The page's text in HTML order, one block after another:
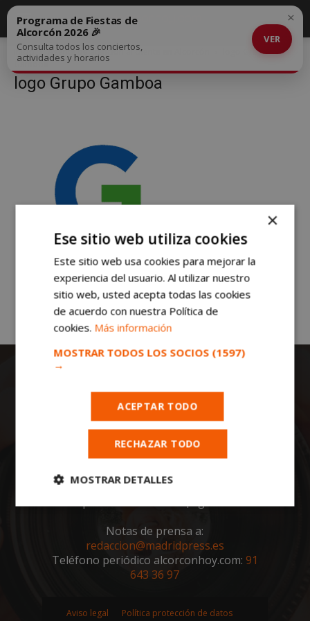
Inicio Agente de atención al cliente en Alcorcón
logo Grupo
Gamboa
logo Grupo Gamboa
Programa de Fiestas de
Alcorcón 2026 🎉
Consulta todos los conciertos,
actividades y horarios
VER
×
Todas las noticias de Alcorcón en
alcorconhoy.com. Mantente informado de
toda la actualidad, noticias, eventos, ocio y
Notas de prensa a:
redaccion@madridpress.es
Teléfono periódico alcorconhoy.com: 91
643 36 97
Aviso legal Política protección de datos
×
Ese sitio web utiliza cookies
Este sitio web usa cookies para mejorar la
experiencia del usuario. Al utilizar nuestro
sitio web, usted acepta todas las cookies
de acuerdo con nuestra Política de
cookies. Más información
MOSTRAR TODOS LOS SOCIOS (1597)
→
ACEPTAR TODO
RECHAZAR TODO
MOSTRAR DETALLES
Cookies
necesarias
Cookies de